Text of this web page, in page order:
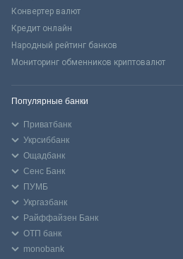
Конвертер валют
Кредит онлайн
Народный рейтинг банков
Мониторинг обменников криптовалют
Популярные банки
Приватбанк
Укрсиббанк
Ощадбанк
Сенс Банк
ПУМБ
Укргазбанк
Райффайзен Банк
ОТП банк
monobank